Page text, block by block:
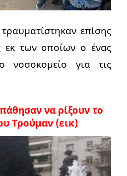
επίσης
εκ των οποίων ο ένας
νοσοκομείο για τις
να ρίξουν το
Τρούμαν (εικ)